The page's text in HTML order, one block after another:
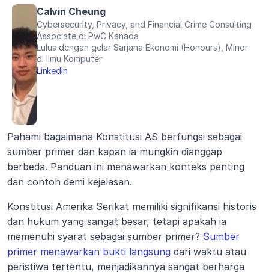
Calvin Cheung
Cybersecurity, Privacy, and Financial Crime Consulting
Associate di PwC Kanada
Lulus dengan gelar Sarjana Ekonomi (Honours), Minor
di Ilmu Komputer
LinkedIn
Pahami bagaimana Konstitusi AS berfungsi sebagai
sumber primer dan kapan ia mungkin dianggap
berbeda. Panduan ini menawarkan konteks penting
dan contoh demi kejelasan.
Konstitusi Amerika Serikat memiliki signifikansi historis
dan hukum yang sangat besar, tetapi apakah ia
memenuhi syarat sebagai sumber primer? Sumber
primer menawarkan bukti langsung dari waktu atau
peristiwa tertentu, menjadikannya sangat berharga